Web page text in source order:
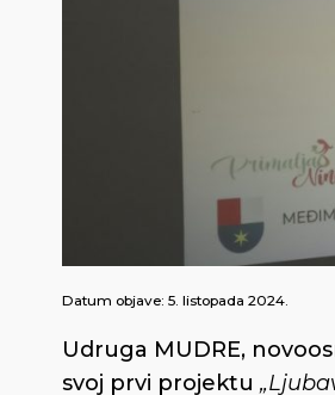
Datum objave: 5. listopada 2024.
Udruga MUDRE,
svoj prvi projektu